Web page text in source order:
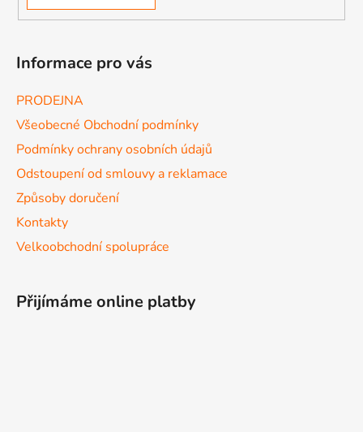
Informace pro vás
PRODEJNA
Všeobecné Obchodní podmínky
Podmínky ochrany osobních údajů
Odstoupení od smlouvy a reklamace
Způsoby doručení
Kontakty
Velkoobchodní spolupráce
Přijímáme online platby